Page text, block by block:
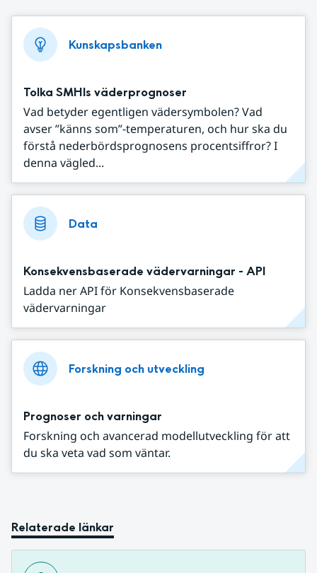
Kunskapsbanken
Tolka SMHIs väderprognoser
Vad betyder egentligen vädersymbolen? Vad
avser ”känns som”-temperaturen, och hur ska du
förstå nederbördsprognosens procentsiffror? I
denna vägled...
Data
Konsekvensbaserade vädervarningar - API
Ladda ner API för Konsekvensbaserade
vädervarningar
Forskning och utveckling
Prognoser och varningar
Forskning och avancerad modellutveckling för att
du ska veta vad som väntar.
Relaterade länkar